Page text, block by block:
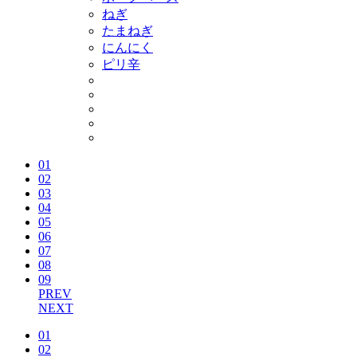
ねぎ
たまねぎ
にんにく
ピリ辛
01
02
03
04
05
06
07
08
09
PREV
NEXT
01
02